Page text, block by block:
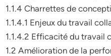
1.1.4 Charrettes de
1.1.4.1 Enjeux du travail
1.1.4.2 Efficacité du travail
1.2 Amélioration de la